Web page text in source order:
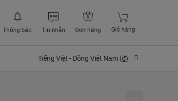
Thông báo Tin nhắn Đơn hàng Giỏ hàng
lợi bảo hiểmTiếng Việt -Đồng Việt Nam (₫)